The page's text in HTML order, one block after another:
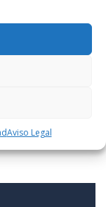
Aviso Legal